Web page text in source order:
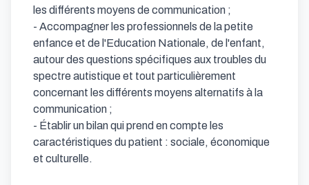
les différents moyens de communication ;
- Accompagner les professionnels de la petite
enfance et de l'Education Nationale, de l'enfant,
autour des questions spécifiques aux troubles du
spectre autistique et tout particulièrement
concernant les différents moyens alternatifs à la
communication ;
- Établir un bilan qui prend en compte les
caractéristiques du patient : sociale, économique
et culturelle.